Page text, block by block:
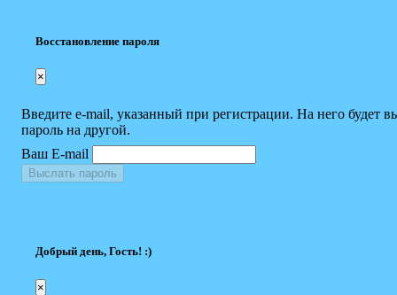
Восстановление пароля
×
Введите e-mail, указанный при регистрации. На него будет
пароль на другой.
Ваш E-mail
Выслать пароль
Добрый день, Гость! :)
×